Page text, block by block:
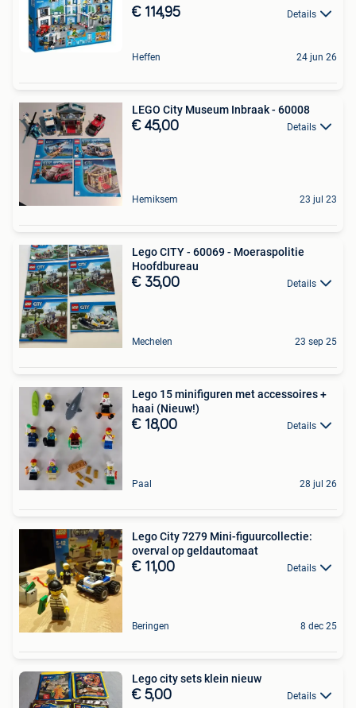
€ 114,95 Details
Heffen 24 jun 26
LEGO City Museum Inbraak - 60008
€ 45,00 Details
Hemiksem 23 jul 23
Lego CITY - 60069 - Moeraspolitie
Hoofdbureau
€ 35,00 Details
Mechelen 23 sep 25
Lego 15 minifiguren met accessoires +
haai (Nieuw!)
€ 18,00 Details
Paal 28 jul 26
Lego City 7279 Mini-figuurcollectie:
overval op geldautomaat
€ 11,00 Details
Beringen 8 dec 25
Lego city sets klein nieuw
€ 5,00 Details